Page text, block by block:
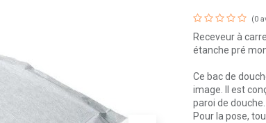
(0
Receveur à
étanche pré
Ce bac de
image. Il est
paroi de douche.
Pour la pose,